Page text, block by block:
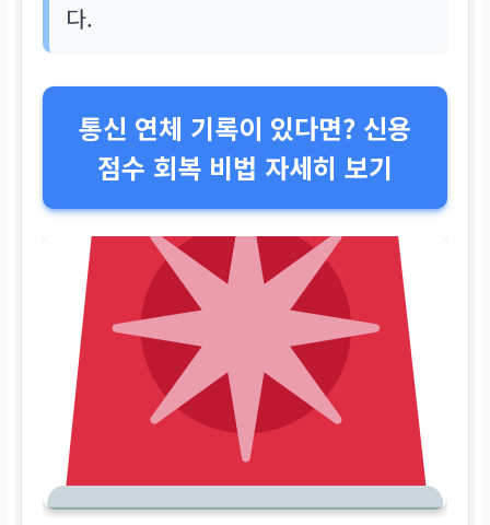
다.
통신 연체 기록이 있다면? 신용
점수 회복 비법 자세히 보기